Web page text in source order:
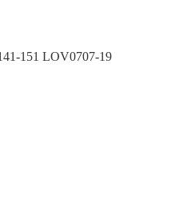
151 LOV0707-19